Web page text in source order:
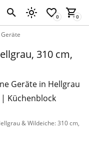
310 cm,
& Wildeiche: 310 cm,